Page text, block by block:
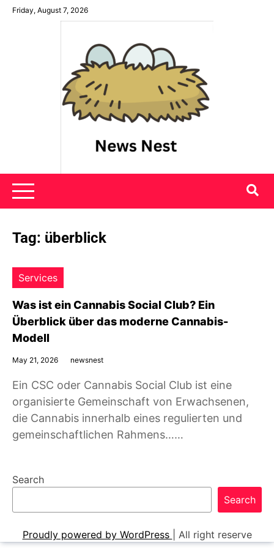
SkipFriday, August 7, 2026
News Nest
Tag: überblick
Services
Was ist ein Cannabis Social Club? Ein
Überblick über das moderne Cannabis-
Modell
May 21, 2026 newsnest
Ein CSC oder Cannabis Social Club ist eine
organisierte Gemeinschaft von Erwachsenen,
die Cannabis innerhalb eines regulierten und
gemeinschaftlichen Rahmens……
Search
Search
Proudly powered by WordPress All right reserve